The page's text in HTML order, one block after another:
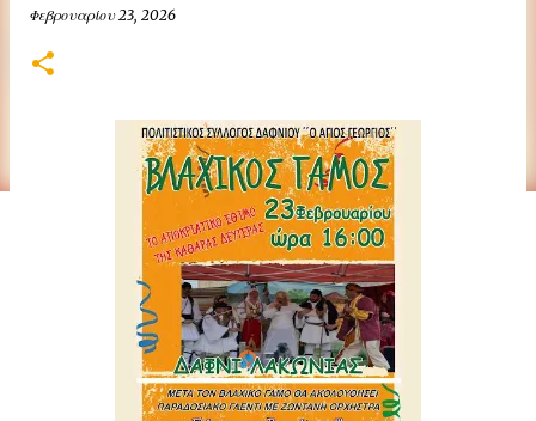
Φεβρουαρίου 23, 2026